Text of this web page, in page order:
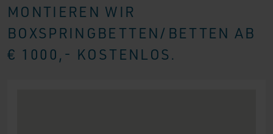
MONTIEREN WIR
BOXSPRINGBETTEN/BETTEN AB
€ 1000,- KOSTENLOS.